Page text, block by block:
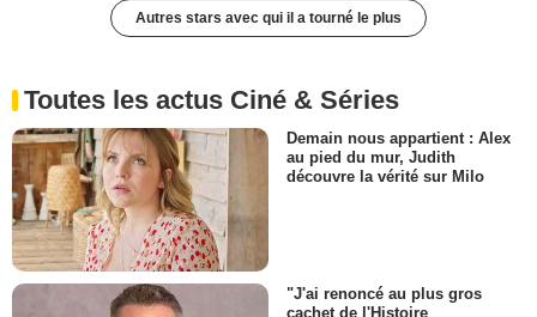
Autres stars avec qui il a tourné le plus
Toutes les actus Ciné & Séries
Demain nous appartient : Alex
au pied du mur, Judith
découvre la vérité sur Milo
"J'ai renoncé au plus gros
cachet de l'Histoire